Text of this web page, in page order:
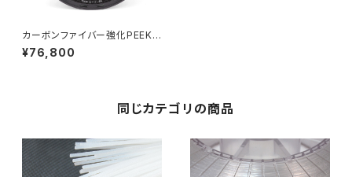
カーボンファイバー強化PEEKフ
ィラメント『CARBONX PEEK+
CF10』
¥76,800
同じカテゴリの商品